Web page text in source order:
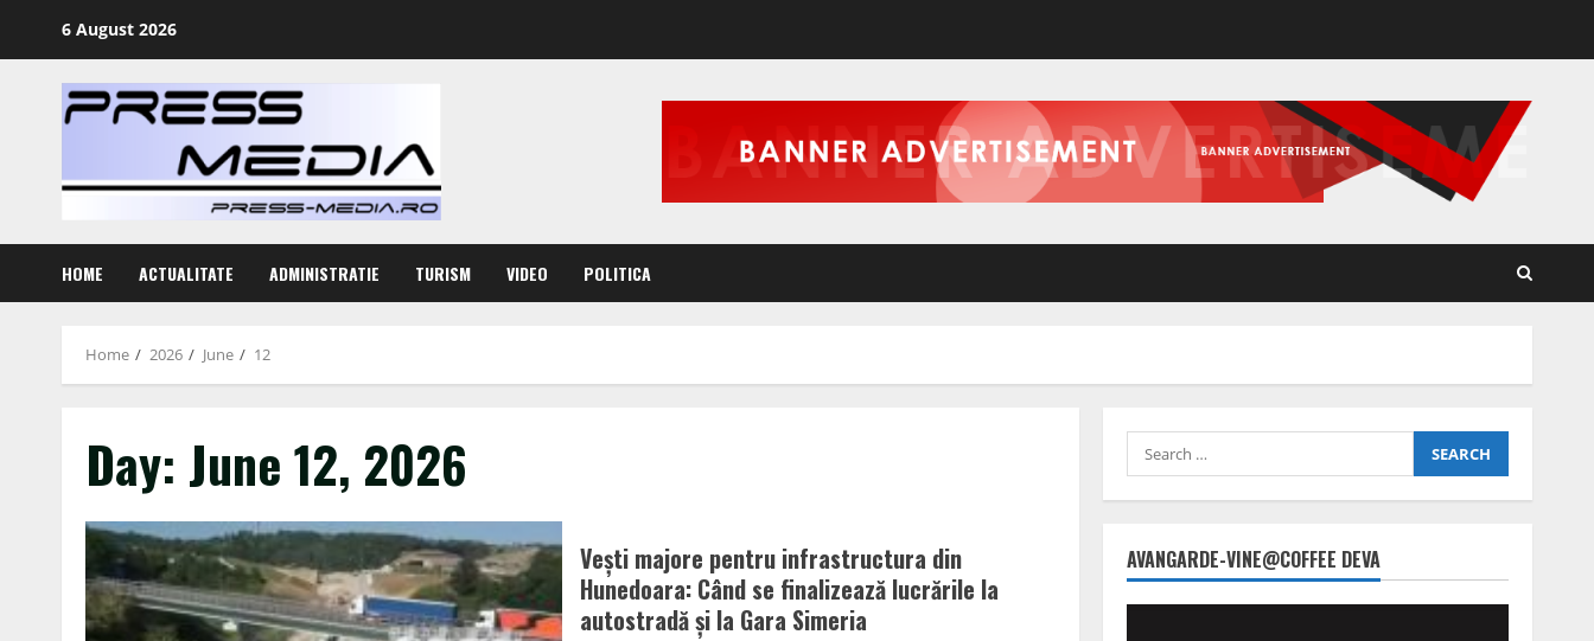
6 August 2026
HOME ACTUALITATE ADMINISTRATIE TURISM VIDEO POLITICA
Home 2026 June 12
Day: June 12, 2026
Vești majore pentru infrastructura din
Hunedoara: Când se finalizează lucrările la
autostradă și la Gara Simeria
Search
for:
AVANGARDE-VINE@COFFEE DEVA